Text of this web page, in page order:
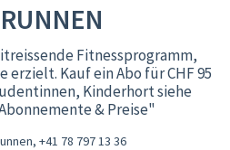
Fitnessprogramm,
Kauf ein Abo für CHF 95
Kinderhort siehe
& Preise"
, +41 78 797 13 36